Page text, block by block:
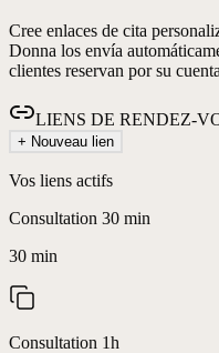
Cree enlaces de cita
Donna los envía
clientes reservan por su
LIENS DE RENDEZ-
+ Nouveau lien
Vos liens actifs
Consultation 30 min
30 min
Consultation 1h